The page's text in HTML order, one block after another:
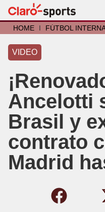
HOME I FÚTBOL
VIDEO
Ancelotti
Brasil y
contrato
Madrid